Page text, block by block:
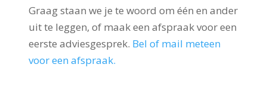
Graag staan we je te woord om één en ander
uit te leggen, of maak een afspraak voor een
eerste adviesgesprek. Bel of mail meteen
voor een afspraak.